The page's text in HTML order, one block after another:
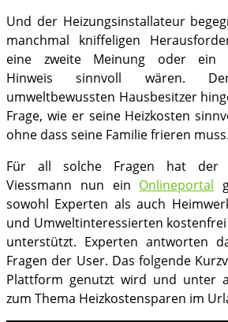
Und der Heizungsinstallateur
manchmal kniffeligen
eine zweite Meinung oder ein
Hinweis sinnvoll wären.
umweltbewussten Hausbesitzer
Frage, wie er seine Heizkosten
ohne dass seine Familie frieren muss.
Für all solche Fragen hat der
Viessmann nun ein Onlineportal
sowohl Experten als auch
und Umweltinteressierten
unterstützt. Experten antworten
Fragen der User. Das folgende
Plattform genutzt wird und unter
zum Thema Heizkostensparen im